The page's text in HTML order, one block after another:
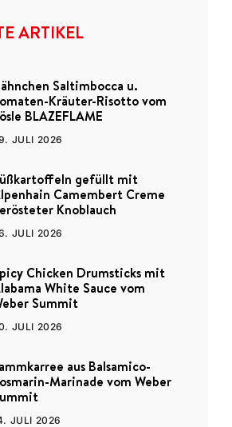
ARTIKEL
Saltimbocca u.
Kräuter-Risotto vom
BLAZEFLAME
JULI 2026
gefüllt mit
Camembert Creme
Knoblauch
JULI 2026
Chicken Drumsticks mit
White Sauce vom
Summit
JULI 2026
aus Balsamico-
Marinade vom Weber
JULI 2026